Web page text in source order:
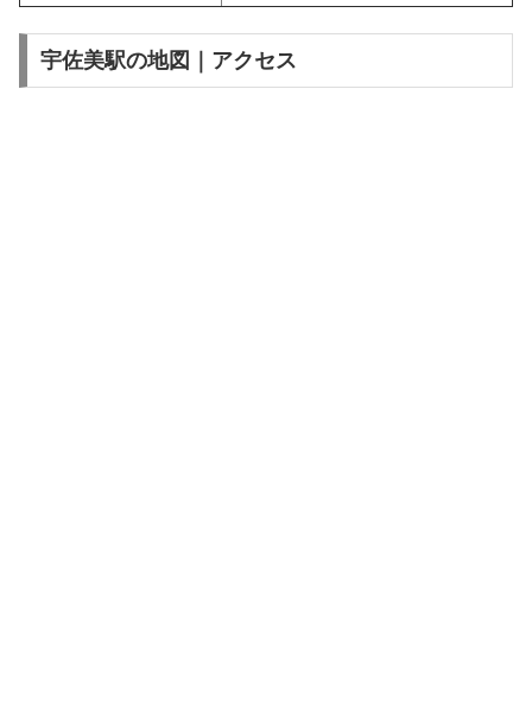
宇佐美駅の地図｜アクセス